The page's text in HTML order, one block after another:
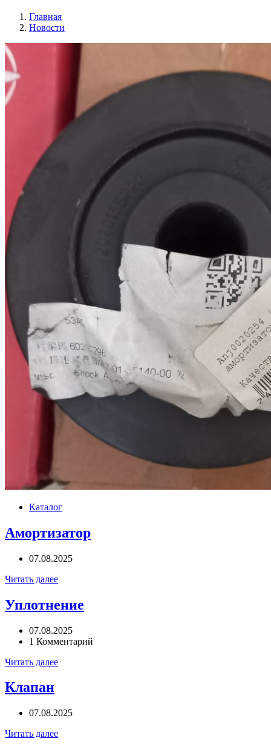
Главная
Новости
Каталог
Амортизатор
07.08.2025
Читать далее
Уплотнение
07.08.2025
1 Комментарий
Читать далее
Клапан
07.08.2025
Читать далее